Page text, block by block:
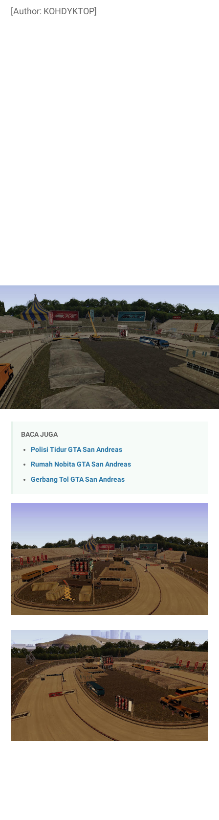
[Author: KOHDYKTOP]
BACA JUGA
Polisi Tidur GTA San Andreas
Rumah Nobita GTA San Andreas
Gerbang Tol GTA San Andreas